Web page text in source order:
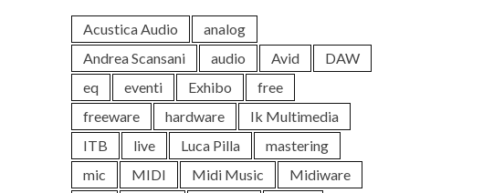
Acustica Audio
analog
Andrea Scansani
audio Avid
DAW
eq
eventi Exhibo
free
freeware
hardware
Ik Multimedia
ITB
live Luca Pilla
mastering
mic
MIDI Midi Music
Midiware